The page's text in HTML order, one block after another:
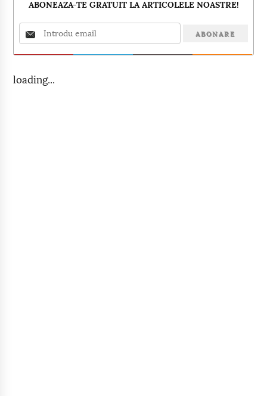
ABONEAZA-TE GRATUIT LA ARTICOLELE NOASTRE!
loading...